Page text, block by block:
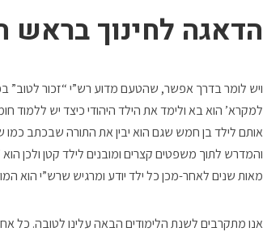
הדאגה לחינוך בראש
ויש לומר בדרך אפשר, שהטעם מדוע רש”י “זכור לטוב”
למקרא’ הוא בא ולימד את הילד היהודי כיצד יש
אותם לילד בן חמש שגם הוא יבין את התורה שבכתב
והמדרש לתוך משפטים קצרים ומובנים לילד קטן ולכן
מאות שנים לאחר-מכן כל ילד יודע ומרגיש שרש”י הוא
אנו מתקרבים לשנת הלימודים הבאה עלינו לטובה. כל אחד